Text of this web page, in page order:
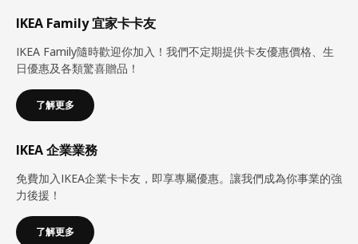
IKEA Family 宜家卡卡友
IKEA Family隨時歡迎你加入！我們不定期提供卡友優惠價格、生
日優惠及各類驚喜贈品！
了解更多
IKEA 企業業務
免費加入IKEA企業卡卡友，即享專屬優惠。讓我們成為你事業的強
力後援！
了解更多